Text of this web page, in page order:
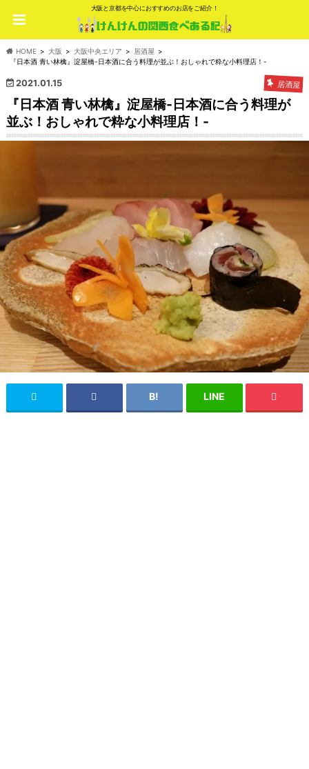
大阪と京都を中心におすすめのお店をご紹介！
HOME 大阪 大阪中央エリア
居酒屋
『日本酒 青い林檎』淀屋橋-日本酒に合う料理が並ぶ！おしゃれで粋な小料理店！-
2021.01.15 居酒屋
『日本酒 青い林檎』淀屋橋-日本酒に合う料理が
並ぶ！おしゃれで粋な小料理店！-